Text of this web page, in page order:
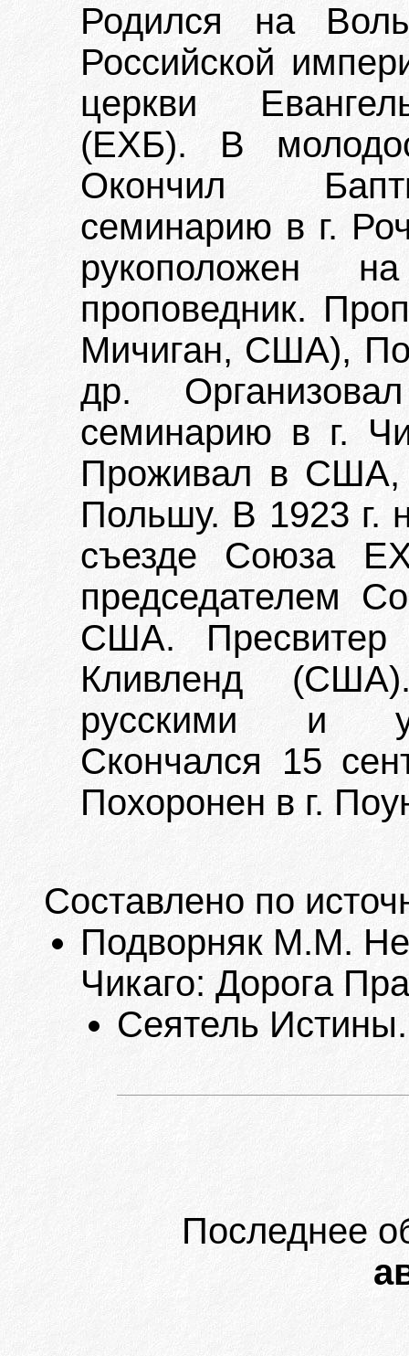
Родился на
Российской
церкви
(ЕХБ). В
Окончил
семинарию в г.
рукоположен
проповедник.
Мичиган, США),
др.
семинарию в г.
Проживал в США,
Польшу. В 1923 г.
съезде Союза
председателем
США. Пресвитер
Кливленд
русскими и
Скончался 15
Похоронен в г.
Составлено по
Подворняк М.М.
Чикаго: Дорога
Сеятель
Последнее